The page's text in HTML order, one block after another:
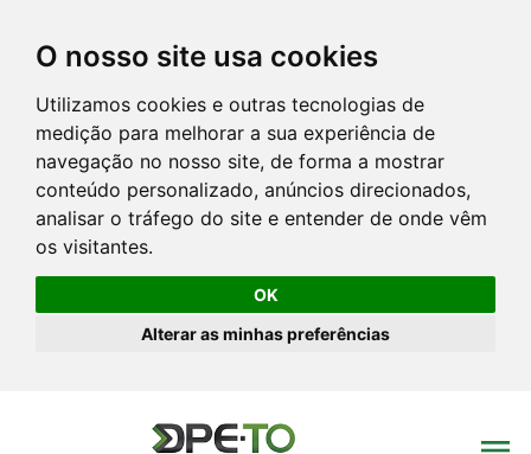
O nosso site usa cookies
Utilizamos cookies e outras tecnologias de
medição para melhorar a sua experiência de
navegação no nosso site, de forma a mostrar
conteúdo personalizado, anúncios direcionados,
analisar o tráfego do site e entender de onde vêm
os visitantes.
OK
Alterar as minhas preferências